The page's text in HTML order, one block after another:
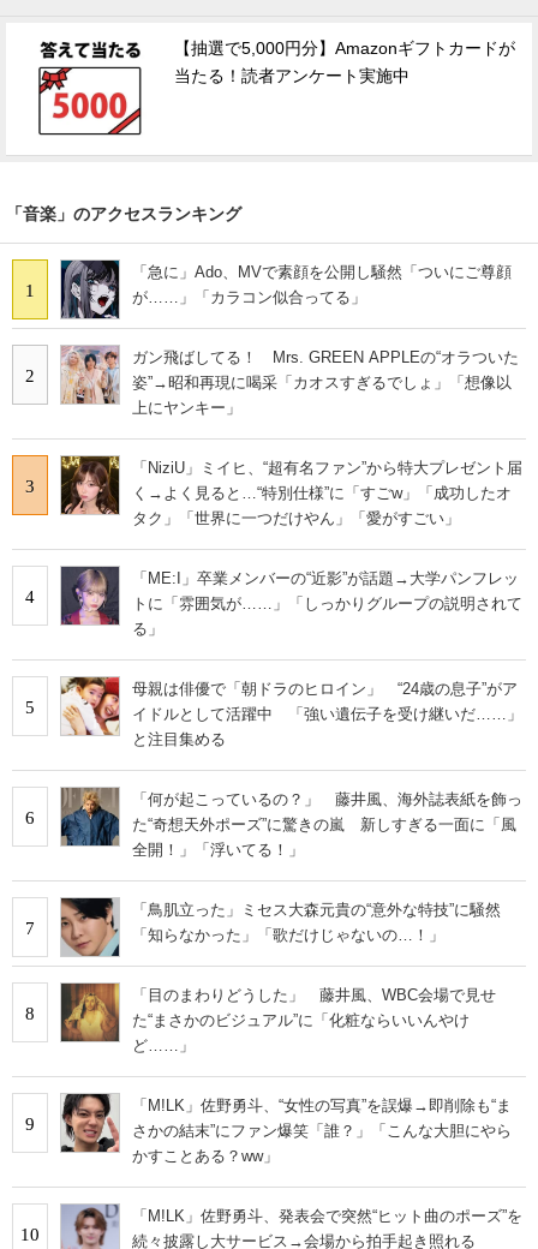
【抽選で5,000円分】Amazonギフトカードが
当たる！読者アンケート実施中
「音楽」のアクセスランキング
1
「急に」Ado、MVで素顔を公開し騒然「ついにご尊顔
が……」「カラコン似合ってる」
2
ガン飛ばしてる！ Mrs. GREEN APPLEの“オラついた
姿”→昭和再現に喝采「カオスすぎるでしょ」「想像以
上にヤンキー」
3
「NiziU」ミイヒ、“超有名ファン”から特大プレゼント届
く→よく見ると…“特別仕様”に「すごw」「成功したオ
タク」「世界に一つだけやん」「愛がすごい」
4
「ME:I」卒業メンバーの“近影”が話題→大学パンフレッ
トに「雰囲気が……」「しっかりグループの説明されて
る」
5
母親は俳優で「朝ドラのヒロイン」 “24歳の息子”がア
イドルとして活躍中 「強い遺伝子を受け継いだ……」
と注目集める
6
「何が起こっているの？」 藤井風、海外誌表紙を飾っ
た“奇想天外ポーズ”に驚きの嵐 新しすぎる一面に「風
全開！」「浮いてる！」
7
「鳥肌立った」ミセス大森元貴の“意外な特技”に騒然
「知らなかった」「歌だけじゃないの…！」
8
「目のまわりどうした」 藤井風、WBC会場で見せ
た“まさかのビジュアル”に「化粧ならいいんやけ
ど……」
9
「M!LK」佐野勇斗、“女性の写真”を誤爆→即削除も“ま
さかの結末”にファン爆笑「誰？」「こんな大胆にやら
かすことある？ww」
10
「M!LK」佐野勇斗、発表会で突然“ヒット曲のポーズ”を
続々披露し大サービス→会場から拍手起き照れる